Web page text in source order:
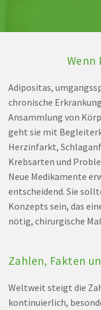
Wenn
Adipositas,
chronische
Ansammlung von
geht sie mit
Herzinfarkt,
Krebsarten und
Neue Medikamente
entscheidend. Sie
Konzepts sein, das
nötig, chirurgische
Zahlen, Fakten
Weltweit steigt die
kontinuierlich,